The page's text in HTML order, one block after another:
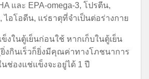
และ EPA-omega-3, โปรตีน,
ไอโอดีน, แร่ธาตุที่จำเป็นต่อร่างกาย
งในตู้เย็นก่อนใช้ หากเก็บในตู้เย็น
งกินเร็วก็ยิ่งมีคุณค่าทางโภชนาการ
ช่องแช่แข็งจะอยู่ได้ 1 ปี